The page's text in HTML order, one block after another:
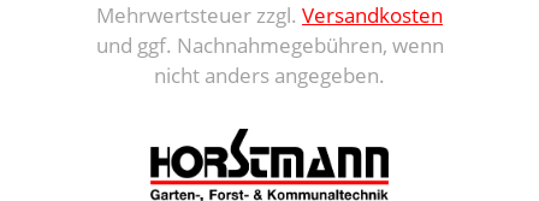
Mehrwertsteuer zzgl. Versandkosten
und ggf. Nachnahmegebühren, wenn
nicht anders angegeben.